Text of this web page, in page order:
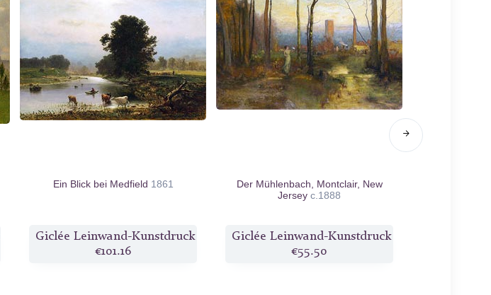
Ein Blick bei Medfield 1861
Giclée Leinwand-Kunstdruck
€101.16
Der Mühlenbach, Montclair, New
Jersey c.1888
Giclée Leinwand-Kunstdruck
€55.50